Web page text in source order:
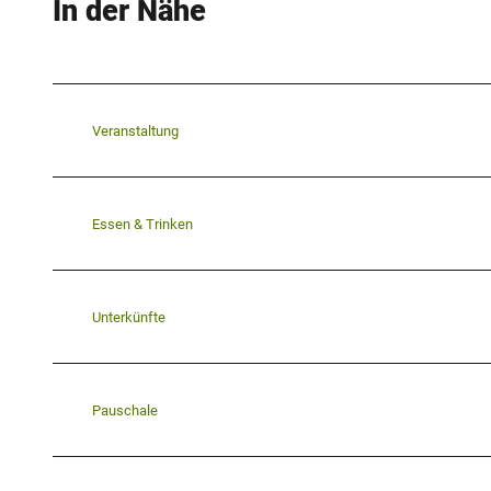
In der Nähe
Veranstaltung
Essen & Trinken
Unterkünfte
Pauschale